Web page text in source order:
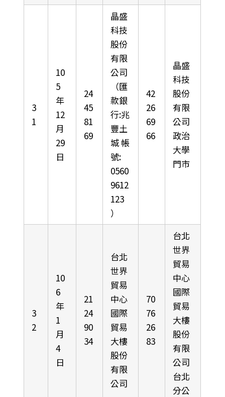
3
1
10
5
年
12
月
29
日
24
45
81
69
晶盛
科技
股份
有限
公司
（匯
款銀
行:兆
豐土
城 帳
號:
0560
9612
123
）
42
26
69
66
晶盛
科技
股份
有限
公司
政治
大學
門市
3
2
10
6
年
1
月
4
日
21
24
90
34
台北
世界
貿易
中心
國際
貿易
大樓
股份
有限
公司
70
76
26
83
台北
世界
貿易
中心
國際
貿易
大樓
股份
有限
公司
台北
分公